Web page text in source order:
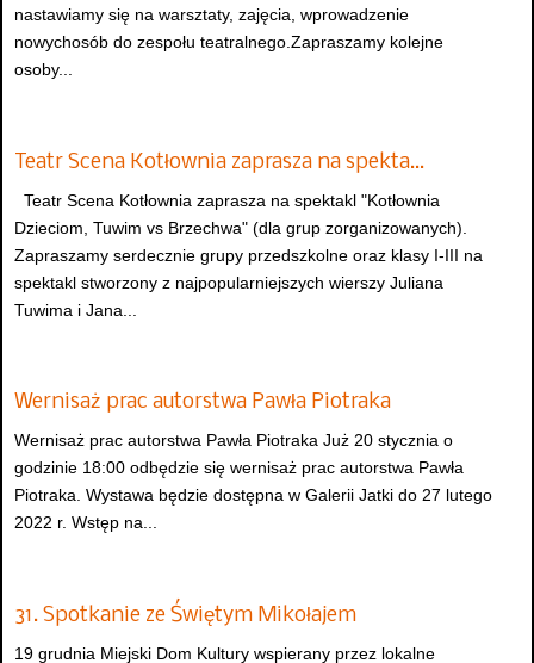
nastawiamy się na warsztaty, zajęcia, wprowadzenie
nowychosób do zespołu teatralnego.Zapraszamy kolejne
osoby...
Teatr Scena Kotłownia zaprasza na spekta…
Teatr Scena Kotłownia zaprasza na spektakl "Kotłownia
Dzieciom, Tuwim vs Brzechwa" (dla grup zorganizowanych).
Zapraszamy serdecznie grupy przedszkolne oraz klasy I-III na
spektakl stworzony z najpopularniejszych wierszy Juliana
Tuwima i Jana...
Wernisaż prac autorstwa Pawła Piotraka
Wernisaż prac autorstwa Pawła Piotraka Już 20 stycznia o
godzinie 18:00 odbędzie się wernisaż prac autorstwa Pawła
Piotraka. Wystawa będzie dostępna w Galerii Jatki do 27 lutego
2022 r. Wstęp na...
31. Spotkanie ze Świętym Mikołajem
19 grudnia Miejski Dom Kultury wspierany przez lokalne